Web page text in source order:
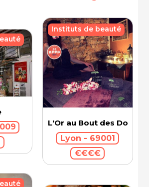
L'Or au Bout des Doigts
Lyon - 69001
€€€€
Instituts de beauté